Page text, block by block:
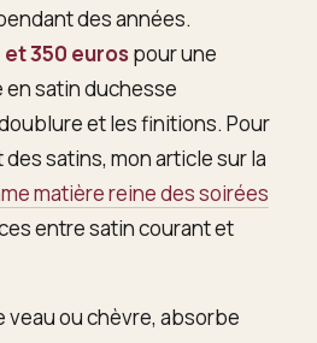
des années.
et 350 euros pour une
satin duchesse
et les finitions. Pour
satins, mon article sur la
matière reine des soirées
entre satin courant et
veau ou chèvre, absorbe